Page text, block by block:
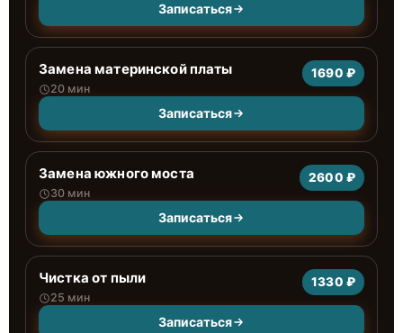
Записаться
Замена материнской платы
20 мин
1690 ₽
Записаться
Замена южного моста
30 мин
2600 ₽
Записаться
Чистка от пыли
25 мин
1330 ₽
Записаться